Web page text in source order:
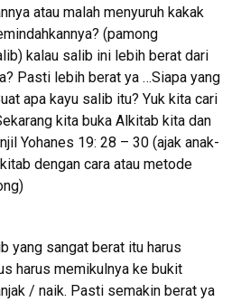
atau malah menyuruh kakak
(pamong
kalau salib ini lebih berat dari
Pasti lebih berat ya …Siapa yang
apa kayu salib itu? Yuk kita cari
kita buka Alkitab kita dan
Yohanes 19: 28 – 30 (ajak anak-
dengan cara atau metode
yang sangat berat itu harus
harus memikulnya ke bukit
/ naik. Pasti semakin berat ya